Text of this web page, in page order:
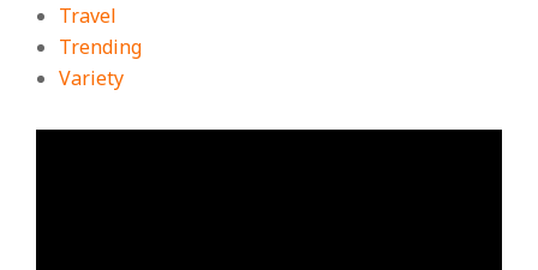
Travel
Trending
Variety